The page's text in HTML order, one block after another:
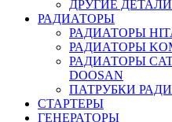
ДРУГИЕ
РАДИАТОРЫ
РАДИАТОРЫ
РАДИАТОРЫ
РАДИАТОРЫ
DOOSAN
ПАТРУБКИ
СТАРТЕРЫ
ГЕНЕРАТОРЫ